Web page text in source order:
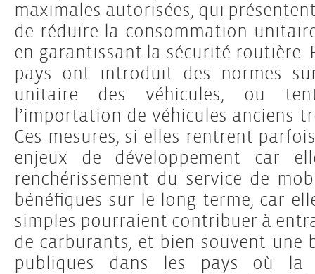
maximales autorisées, qui
de réduire la consommation
en garantissant la sécurité routière.
pays ont introduit des normes
unitaire des véhicules, ou
l’importation de véhicules anciens
Ces mesures, si elles rentrent
enjeux de développement car
renchérissement du service de
bénéfiques sur le long terme, car
simples pourraient contribuer à
de carburants, et bien souvent une
publiques dans les pays où la